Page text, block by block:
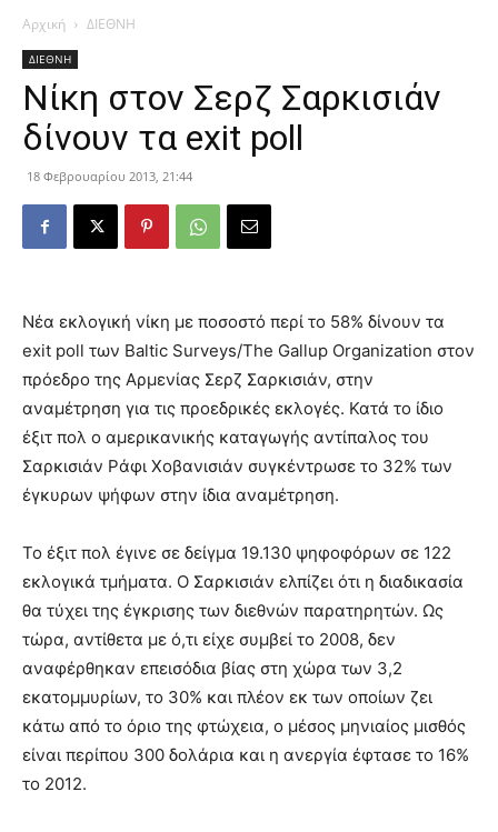
Αρχική ΔΙΕΘΝΗ
ΔΙΕΘΝΗ
Νίκη στον Σερζ Σαρκισιάν
δίνουν τα exit poll
18 Φεβρουαρίου 2013, 21:44
Νέα εκλογική νίκη με ποσοστό περί το 58% δίνουν τα
exit poll των Baltic Surveys/The Gallup Organization στον
πρόεδρο της Αρμενίας Σερζ Σαρκισιάν, στην
αναμέτρηση για τις προεδρικές εκλογές. Κατά το ίδιο
έξιτ πολ ο αμερικανικής καταγωγής αντίπαλος του
Σαρκισιάν Ράφι Χοβανισιάν συγκέντρωσε το 32% των
έγκυρων ψήφων στην ίδια αναμέτρηση.
Το έξιτ πολ έγινε σε δείγμα 19.130 ψηφοφόρων σε 122
εκλογικά τμήματα. Ο Σαρκισιάν ελπίζει ότι η διαδικασία
θα τύχει της έγκρισης των διεθνών παρατηρητών. Ως
τώρα, αντίθετα με ό,τι είχε συμβεί το 2008, δεν
αναφέρθηκαν επεισόδια βίας στη χώρα των 3,2
εκατομμυρίων, το 30% και πλέον εκ των οποίων ζει
κάτω από το όριο της φτώχεια, ο μέσος μηνιαίος μισθός
είναι περίπου 300 δολάρια και η ανεργία έφτασε το 16%
το 2012.